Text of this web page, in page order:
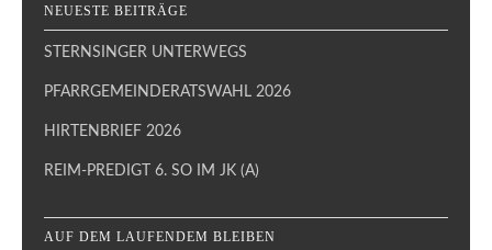
NEUESTE BEITRÄGE
STERNSINGER UNTERWEGS
PFARRGEMEINDERATSWAHL 2026
HIRTENBRIEF 2026
REIM-PREDIGT 6. SO IM JK (A)
AUF DEM LAUFENDEM BLEIBEN